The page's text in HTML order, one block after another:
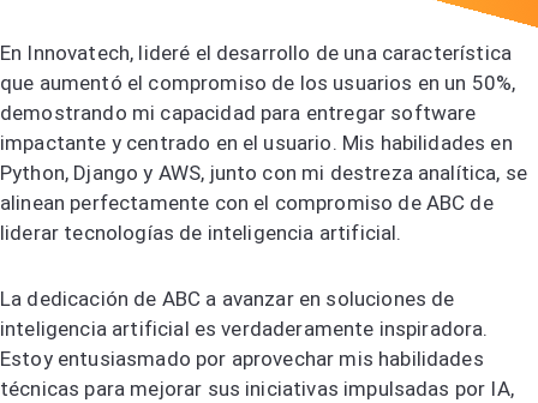
En Innovatech, lideré el desarrollo de una característica
que aumentó el compromiso de los usuarios en un 50%,
demostrando mi capacidad para entregar software
impactante y centrado en el usuario. Mis habilidades en
Python, Django y AWS, junto con mi destreza analítica, se
alinean perfectamente con el compromiso de ABC de
liderar tecnologías de inteligencia artificial.
La dedicación de ABC a avanzar en soluciones de
inteligencia artificial es verdaderamente inspiradora.
Estoy entusiasmado por aprovechar mis habilidades
técnicas para mejorar sus iniciativas impulsadas por IA,